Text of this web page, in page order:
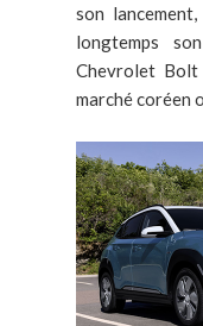
son
longtemps
Chevrolet
marché coréen